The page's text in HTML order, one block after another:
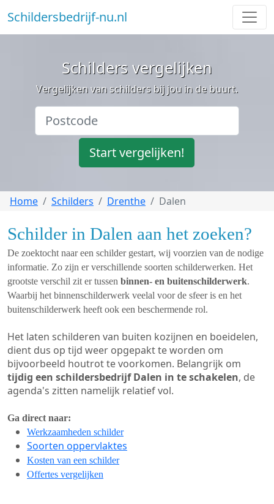
Schildersbedrijf-nu.nl
Schilders vergelijken
Vergelijken van schilders bij jou in de buurt.
Start vergelijken!
Home Schilders Drenthe Dalen
Schilder in Dalen aan het zoeken?
De zoektocht naar een schilder gestart, wij voorzien van de nodige
informatie. Zo zijn er verschillende soorten schilderwerken. Het
grootste verschil zit er tussen binnen- en buitenschilderwerk.
Waarbij het binnenschilderwerk veelal voor de sfeer is en het
buitenschilderwerk heeft ook een beschermende rol.
Het laten schilderen van buiten kozijnen en boeidelen,
dient dus op tijd weer opgepakt te worden om
bijvoorbeeld houtrot te voorkomen. Belangrijk om
tijdig een schildersbedrijf Dalen in te schakelen, de
agenda's zitten namelijk relatief vol.
Ga direct naar:
Werkzaamheden schilder
Soorten oppervlaktes
Kosten van een schilder
Offertes vergelijken